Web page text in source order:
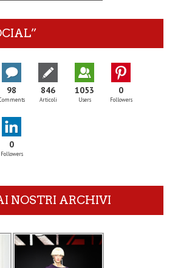
98 846
Articoli
1053
Users
0
Followers
0
Followers
NOSTRI ARCHIVI